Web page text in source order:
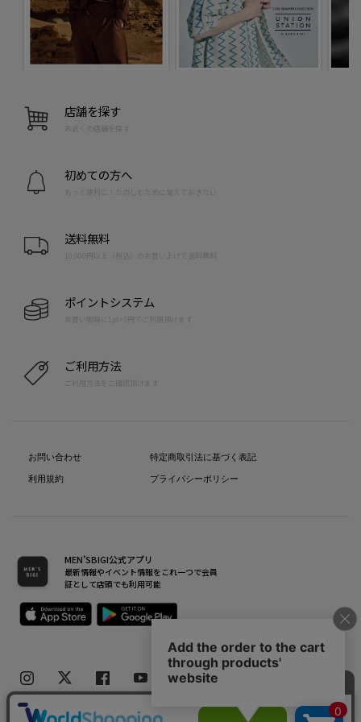
店舗を探す
お近くの店舗を探す
初めての方へ
もっと便利に！たのしむために覚えておきたい
送料無料
10,000円以上（税込）のお買い上げで送料無料
ポイントシステム
お買い物毎に1pt=1円でご利用頂けます
ご利用方法
ご利用方法をご確認頂けます
お問い合わせ
利用規約
特定商取引法に基づく表記
プライバシーポリシー
MEN’SBIGI公式アプリ
最新情報やイベント情報をこれ一つで会員
証として店頭でも利用可能